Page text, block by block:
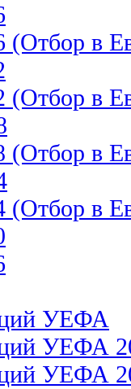
в
в
в
в
УЕФА
УЕФА
УЕФА